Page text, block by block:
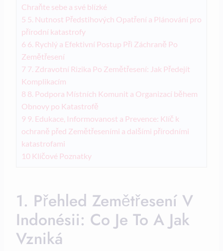
Chraňte sebe a své blízké
5 5. Nutnost Předstihových Opatření a Plánování pro
přírodní katastrofy
6 6. Rychlý a Efektivní Postup Při Záchraně Po
Zemětřesení
7 7. Zdravotní Rizika Po Zemětřesení: Jak Předejít
Komplikacím
8 8. Podpora Místních Komunit a Organizací během
Obnovy po Katastrofě
9 9. Edukace, Informovanost a Prevence: Klíč k
ochraně před Zemětřeseními a dalšími přírodními
katastrofami
10 Klíčové Poznatky
1. Přehled Zemětřesení V
Indonésii: Co Je To A Jak
Vzniká